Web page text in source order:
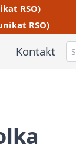
RSO)
RSO)
Kontakt